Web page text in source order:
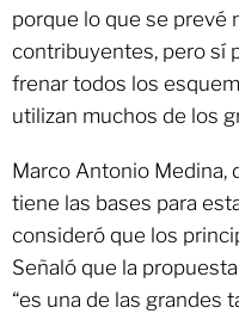
porque lo que se prevé
contribuyentes, pero sí
frenar todos los
utilizan muchos de los
Marco Antonio Medina,
tiene las bases para
consideró que los
Señaló que la
“es una de las grandes